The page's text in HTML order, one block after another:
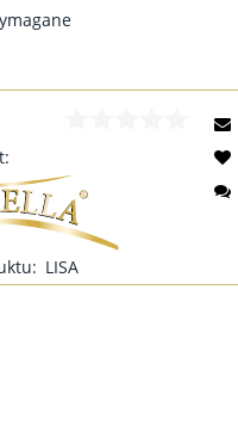
LISA